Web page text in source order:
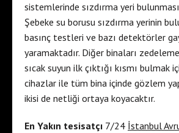
sistemlerinde sızdırma yeri bulunması
Şebeke su borusu sızdırma yerinin
basınç testleri ve bazı detektörler
yaramaktadır. Diğer binaları
sıcak suyun ilk çıktığı kısmı bulmak
cihazlar ile tüm bina içinde gözlem
ikisi de netliği ortaya koyacaktır.
En Yakın tesisatçı 7/24 İstanbul